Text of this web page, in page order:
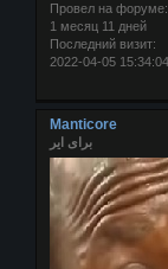
Провел на форуме:
1 месяц 11 дней
Последний визит:
2022-04-05 15:34:04
Manticore
برای ایر